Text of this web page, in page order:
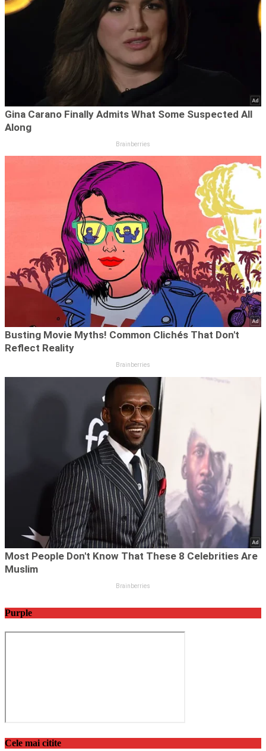
Purple
Cele mai citite